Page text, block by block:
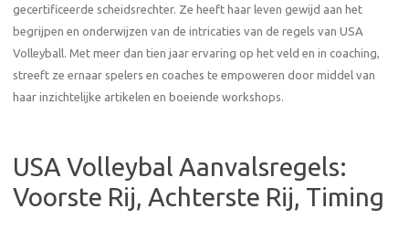
gecertificeerde scheidsrechter. Ze heeft haar leven gewijd aan het
begrijpen en onderwijzen van de intricaties van de regels van USA
Volleyball. Met meer dan tien jaar ervaring op het veld en in coaching,
streeft ze ernaar spelers en coaches te empoweren door middel van
haar inzichtelijke artikelen en boeiende workshops.
USA Volleybal Aanvalsregels:
Voorste Rij, Achterste Rij, Timing